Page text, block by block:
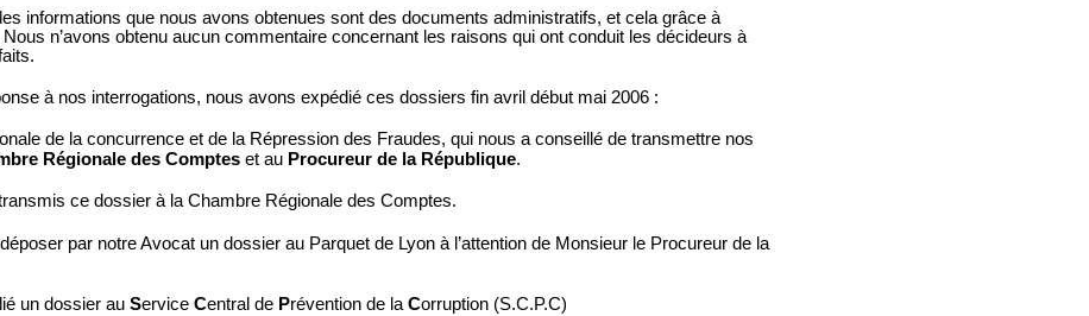
informations que nous avons obtenues sont des documents administratifs, et cela grâce à
Nous n’avons obtenu aucun commentaire concernant les raisons qui ont conduit les décideurs à
à nos interrogations, nous avons expédié ces dossiers fin avril début mai 2006 :
de la concurrence et de la Répression des Fraudes, qui nous a conseillé de transmettre nos
Régionale des Compteset au Procureur de la République.
ce dossier à la Chambre Régionale des Comptes.
par notre Avocat un dossier au Parquet de Lyon à l’attention de Monsieur le Procureur de la
un dossier au Service Central de Prévention de laCorruption (S.C.P.C)